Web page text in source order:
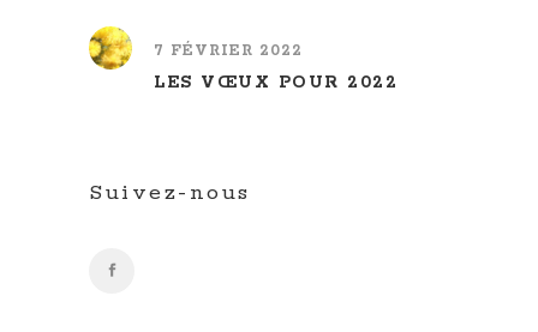
7 FÉVRIER 2022
LES VŒUX POUR 2022
Suivez-nous